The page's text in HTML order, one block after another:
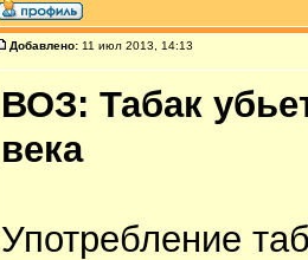
Добавлено: 11 июл 2013, 14:13
ВОЗ: Табак
века
Употребление